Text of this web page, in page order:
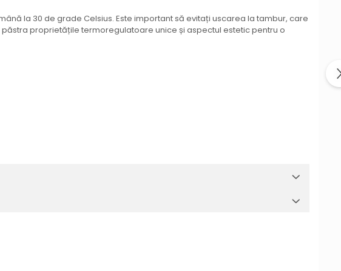
la 30 de grade Celsius. Este important să evitați uscarea la tambur, care
proprietățile termoregulatoare unice și aspectul estetic pentru o